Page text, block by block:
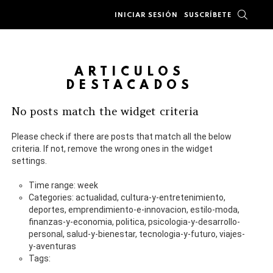
INICIAR SESIÓN SUSCRÍBETE
ARTÍCULOS
DESTACADOS
No posts match the widget criteria
Please check if there are posts that match all the below
criteria. If not, remove the wrong ones in the widget
settings.
Time range: week
Categories: actualidad, cultura-y-entretenimiento,
deportes, emprendimiento-e-innovacion, estilo-moda,
finanzas-y-economia, politica, psicologia-y-desarrollo-
personal, salud-y-bienestar, tecnologia-y-futuro, viajes-
y-aventuras
Tags: